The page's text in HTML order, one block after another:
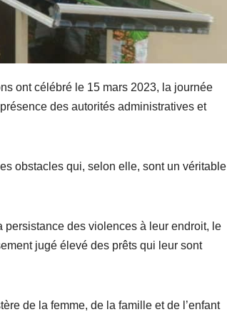
ont célébré le 15 mars 2023, la journée
des autorités administratives et
obstacles qui, selon elle, sont un véritable
persistance des violences à leur endroit, le
jugé élevé des prêts qui leur sont
de la femme, de la famille et de l’enfant